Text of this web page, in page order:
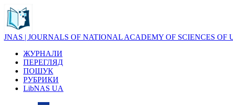
JNAS | JOURNALS OF NATIONAL ACADEMY OF SCIENCES OF
ЖУРНАЛИ
ПЕРЕГЛЯД
ПОШУК
РУБРИКИ
LibNAS UA